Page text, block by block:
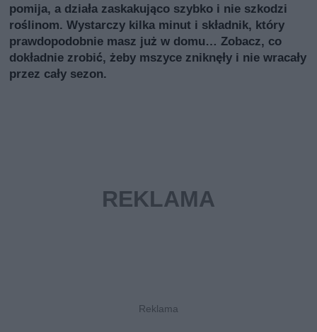
pomija, a działa zaskakująco szybko i nie szkodzi
roślinom. Wystarczy kilka minut i składnik, który
prawdopodobnie masz już w domu… Zobacz, co
dokładnie zrobić, żeby mszyce zniknęły i nie wracały
przez cały sezon.